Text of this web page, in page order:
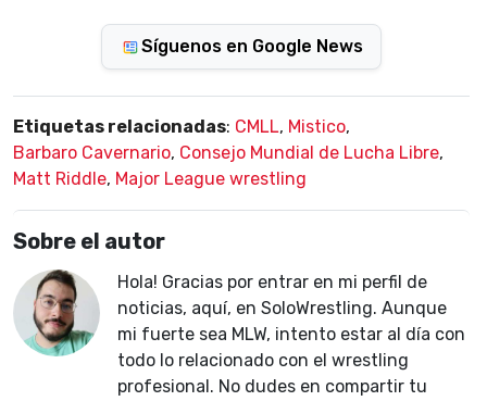
Síguenos en Google News
Etiquetas relacionadas: CMLL, Mistico,
Barbaro Cavernario, Consejo Mundial de Lucha Libre,
Matt Riddle, Major League wrestling
Sobre el autor
Hola! Gracias por entrar en mi perfil de
noticias, aquí, en SoloWrestling. Aunque
mi fuerte sea MLW, intento estar al día con
todo lo relacionado con el wrestling
profesional. No dudes en compartir tu